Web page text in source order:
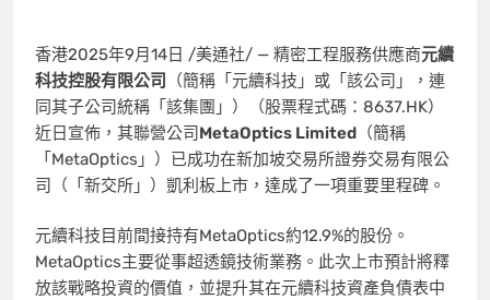
香港2025年9月14日 /美通社/ — 精密工程服務供應商元續
科技控股有限公司
（簡稱「元續科技」或「該公司」，連
同其子公司統稱「該集團」）（股票程式碼：8637.HK）
近日 宣佈，其聯營公司MetaOptics Limited （簡稱
「MetaOptics」）已成功在新加坡交易所證券交易有限公
司（「新交所」）凱利板上市，達成了一項重要里程碑。
元續科技目前間接持有MetaOptics約12.9%的股份。
MetaOptics主要從事超透鏡技術業務。此次上市預計將釋
放該戰略投資的價值，並提升其在元續科技資產負債表中